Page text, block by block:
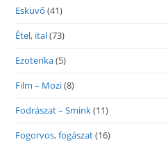
Esküvő (41)
Étel, ital(73)
Ezoterika(5)
Film – Mozi(8)
Fodrászat – Smink(11)
Fogorvos, fogászat(16)